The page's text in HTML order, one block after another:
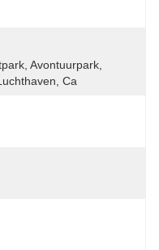
Avontuurpark,
Ca